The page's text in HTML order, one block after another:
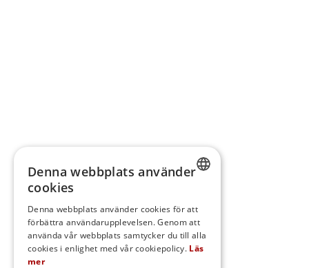
FINNISH
DANISH
Denna webbplats använder
cookies
Denna webbplats använder cookies för att
förbättra användarupplevelsen. Genom att
använda vår webbplats samtycker du till alla
cookies i enlighet med vår cookiepolicy. Läs
mer